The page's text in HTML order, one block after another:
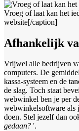
Vroeg of laat kan het
website[/caption]
Afhankelijk
Vrijwel alle bedrijven
computers. De
kassa-systeem en de
de slag. Toch staat
webwinkel ben je per
webwinkelsoftware als
doen. Stel jezelf dan
gedaan? '.